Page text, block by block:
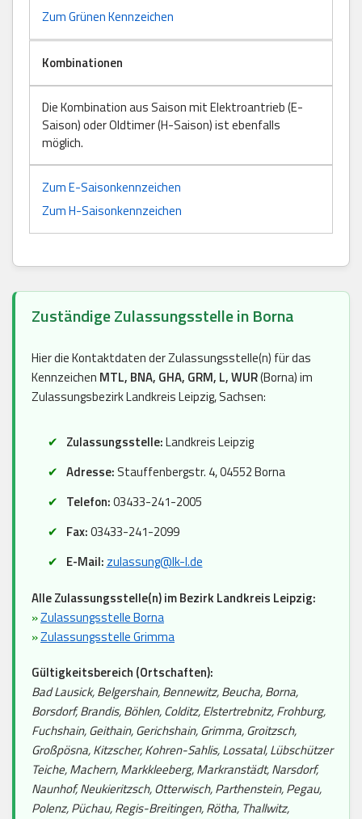
Zum Grünen Kennzeichen
Kombinationen
Die Kombination aus Saison mit Elektroantrieb (E-
Saison) oder Oldtimer (H-Saison) ist ebenfalls
möglich.
Zum E-Saisonkennzeichen
Zum H-Saisonkennzeichen
Zuständige Zulassungsstelle in Borna
Hier die Kontaktdaten der Zulassungsstelle(n) für das
Kennzeichen MTL, BNA, GHA, GRM, L, WUR(Borna) im
Zulassungsbezirk Landkreis Leipzig, Sachsen:
Zulassungsstelle:Landkreis Leipzig
Adresse: Stauffenbergstr. 4, 04552 Borna
Telefon:03433-241-2005
Fax:03433-241-2099
E-Mail: zulassung@lk-l.de
Alle Zulassungsstelle(n) im Bezirk Landkreis Leipzig:
»Zulassungsstelle Borna
»Zulassungsstelle Grimma
Gültigkeitsbereich (Ortschaften):
Bad Lausick, Belgershain, Bennewitz, Beucha, Borna,
Borsdorf, Brandis, Böhlen, Colditz, Elstertrebnitz, Frohburg,
Fuchshain, Geithain, Gerichshain, Grimma, Groitzsch,
Großpösna, Kitzscher, Kohren-Sahlis, Lossatal, Lübschützer
Teiche, Machern, Markkleeberg, Markranstädt, Narsdorf,
Naunhof, Neukieritzsch, Otterwisch, Parthenstein, Pegau,
Polenz, Püchau, Regis-Breitingen, Rötha, Thallwitz,